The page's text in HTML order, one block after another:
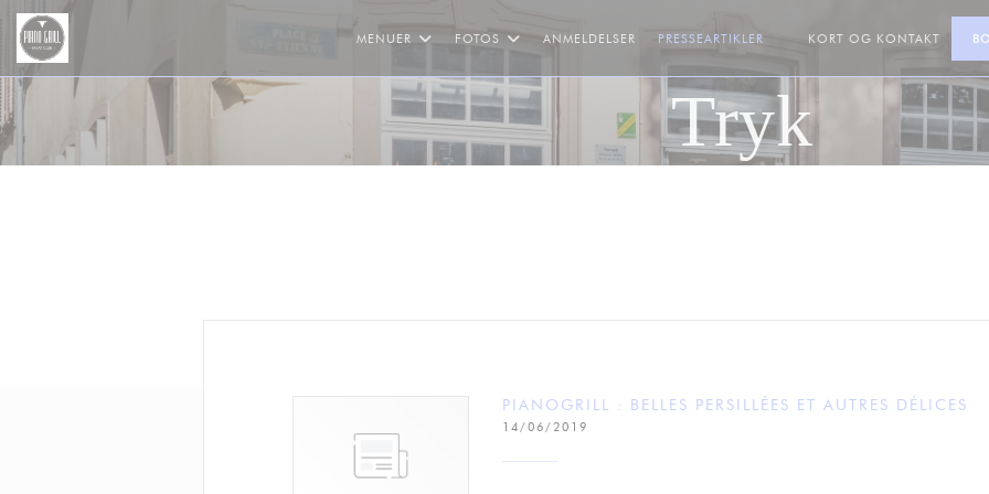
CCookie-styringspanel
MENUER FOTOS ANMELDELSER PRESSEARTIKLER KORT OG KONTAKT
Tryk
PIANOGRILL : BELLES PERSILLÉES ET AUTRES DÉLICES
14/06/2019